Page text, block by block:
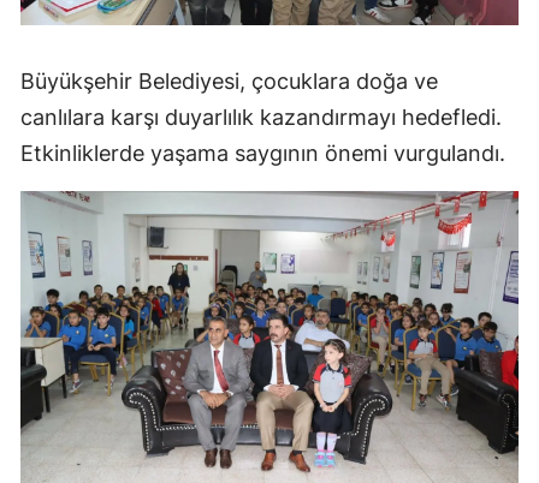
Büyükşehir Belediyesi, çocuklara doğa ve
canlılara karşı duyarlılık kazandırmayı hedefledi.
Etkinliklerde yaşama saygının önemi vurgulandı.